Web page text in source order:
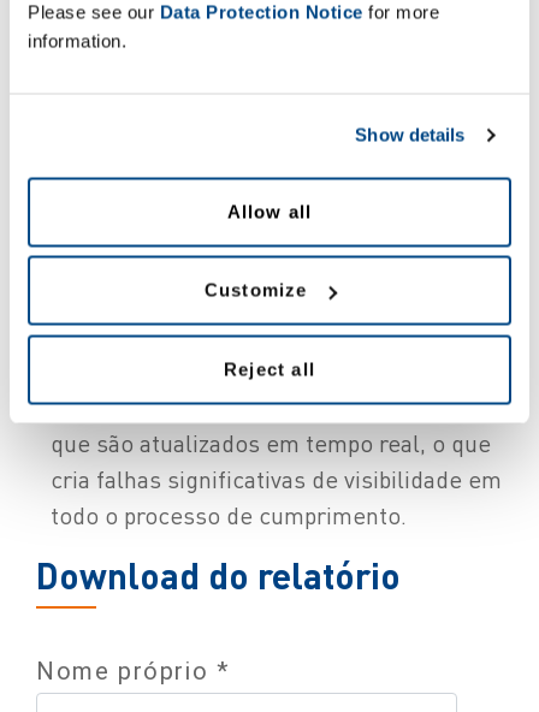
Please see our Data Protection Notice for more
information.
Show details
Allow all
Customize
Reject all
Os clientes são impacientes:30% dos
consumidores não está disposto a aguardar
que pretendem comprar está em stock;
A regra dos “três”:78% dos clientes não
volta a utilizar o retalhista se uma entrega
chegar atrasada ou incompleta três vezes.
Falta de visibilidade em tempo real
20% está a utilizar sistemas automatizados
que são atualizados em tempo real, o que
cria falhas significativas de visibilidade em
todo o processo de cumprimento.
Download do relatório
Nome próprio *